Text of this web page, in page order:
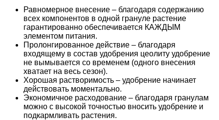
Равномерное внесение – благодаря содержанию
всех компонентов в одной грануле растение
гарантированно обеспечивается КАЖДЫМ
элементом питания.
Пролонгированное действие – благодаря
входящему в состав удобрения цеолиту удобрение
не вымывается со временем (одного внесения
хватает на весь сезон).
Хорошая растворимость – удобрение начинает
действовать моментально.
Экономичное расходование – благодаря гранулам
можно с высокой точностью вносить удобрение и
подкармливать растения.